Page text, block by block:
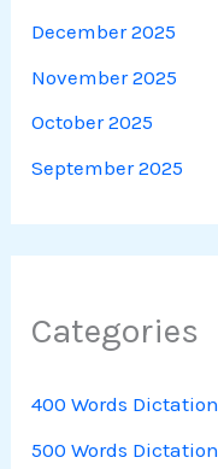
December 2025
November 2025
October 2025
September 2025
Categories
400 Words Dictation
500 Words Dictation